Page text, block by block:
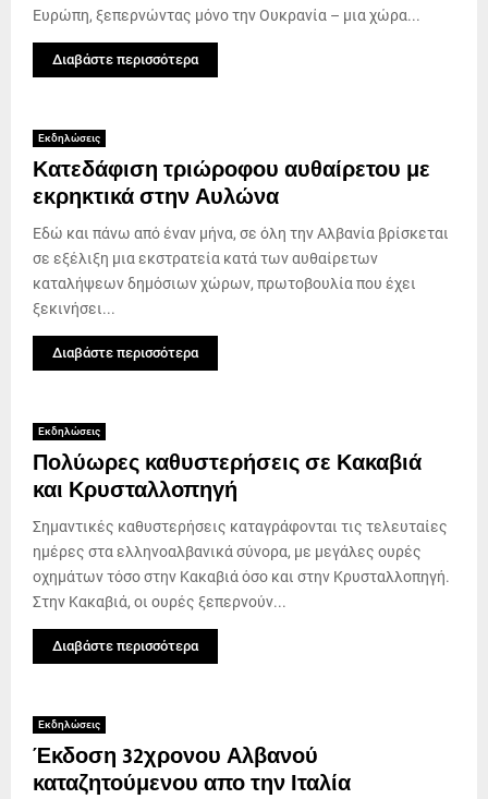
Ευρώπη, ξεπερνώντας μόνο την Ουκρανία – μια χώρα...
Διαβάστε περισσότερα
Εκδηλώσεις
Κατεδάφιση τριώροφου αυθαίρετου με
εκρηκτικά στην Αυλώνα
Εδώ και πάνω από έναν μήνα, σε όλη την Αλβανία βρίσκεται
σε εξέλιξη μια εκστρατεία κατά των αυθαίρετων
καταλήψεων δημόσιων χώρων, πρωτοβουλία που έχει
ξεκινήσει...
Διαβάστε περισσότερα
Εκδηλώσεις
Πολύωρες καθυστερήσεις σε Κακαβιά
και Κρυσταλλοπηγή
Σημαντικές καθυστερήσεις καταγράφονται τις τελευταίες
ημέρες στα ελληνοαλβανικά σύνορα, με μεγάλες ουρές
οχημάτων τόσο στην Κακαβιά όσο και στην Κρυσταλλοπηγή.
Στην Κακαβιά, οι ουρές ξεπερνούν...
Διαβάστε περισσότερα
Εκδηλώσεις
Έκδοση 32χρονου Αλβανού
καταζητούμενου απο την Ιταλία